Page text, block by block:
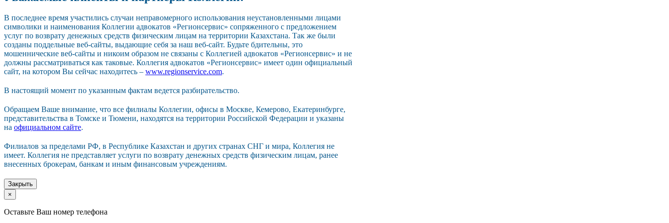
В последнее время участились случаи неправомерного использования неустановленными лицами
символики и наименования Коллегии адвокатов «Регионсервис» сопряженного с предложением
услуг по возврату денежных средств физическим лицам на территории Казахстана. Так же были
созданы поддельные веб-сайты, выдающие себя за наш веб-сайт. Будьте бдительны, это
мошеннические веб-сайты и никоим образом не связаны с Коллегией адвокатов «Регионсервис» и не
должны рассматриваться как таковые. Коллегия адвокатов «Регионсервис» имеет один официальный
сайт, на котором Вы сейчас находитесь – www.regionservice.com.
В настоящий момент по указанным фактам ведется разбирательство.
Обращаем Ваше внимание, что все филиалы Коллегии, офисы в Москве, Кемерово, Екатеринбурге,
представительства в Томске и Тюмени, находятся на территории Российской Федерации и указаны
на официальном сайте.
Филиалов за пределами РФ, в Республике Казахстан и других странах СНГ и мира, Коллегия не
имеет. Коллегия не представляет услуги по возврату денежных средств физическим лицам, ранее
внесенных брокерам, банкам и иным финансовым учреждениям.
Закрыть
×
Оставьте Ваш номер телефона